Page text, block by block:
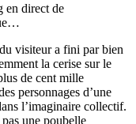
en direct de
visiteur a fini par bien
la cerise sur le
de cent mille
personnages d’une
l’imaginaire collectif.
une poubelle